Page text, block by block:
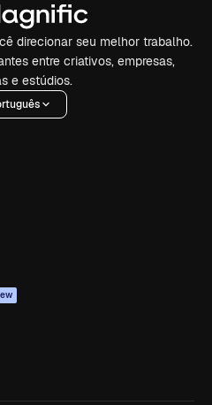
direcionar seu melhor trabalho.
entre criativos, empresas,
e estúdios.